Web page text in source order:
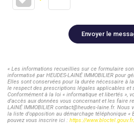
Envoyer le
« Les informations recueillies sur ce formulaire
informatisé par HEUDES-LAINÉ IMMOBILIER pour
Elles sont conservées pour la durée nécessaire à
le respect des prescriptions légales applicables et
Conformément à la loi « informatique et libertés »,
d'accès aux données vous concernant et les faire
LAINÉ IMMOBILIER contact@heudes-laine.fr.
la liste d'opposition au démarchage téléphonique «
pouvez vous inscrire ici : https://